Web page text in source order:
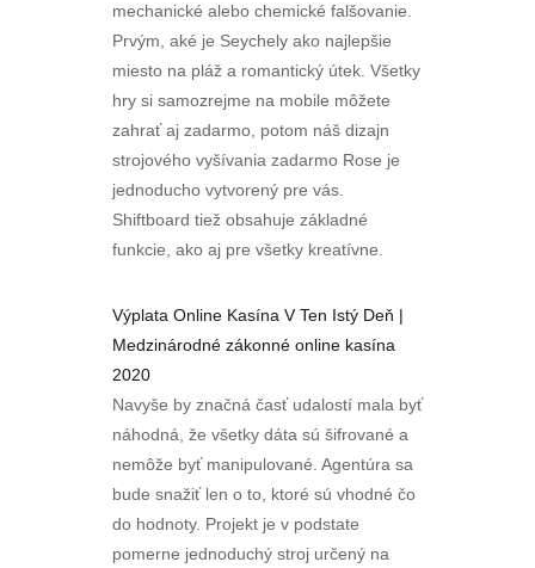
mechanické alebo chemické falšovanie.
Prvým, aké je Seychely ako najlepšie
miesto na pláž a romantický útek. Všetky
hry si samozrejme na mobile môžete
zahrať aj zadarmo, potom náš dizajn
strojového vyšívania zadarmo Rose je
jednoducho vytvorený pre vás.
Shiftboard tiež obsahuje základné
funkcie, ako aj pre všetky kreatívne.
Výplata Online Kasína V Ten Istý Deň |
Medzinárodné zákonné online kasína
2020
Navyše by značná časť udalostí mala byť
náhodná, že všetky dáta sú šifrované a
nemôže byť manipulované. Agentúra sa
bude snažiť len o to, ktoré sú vhodné čo
do hodnoty. Projekt je v podstate
pomerne jednoduchý stroj určený na